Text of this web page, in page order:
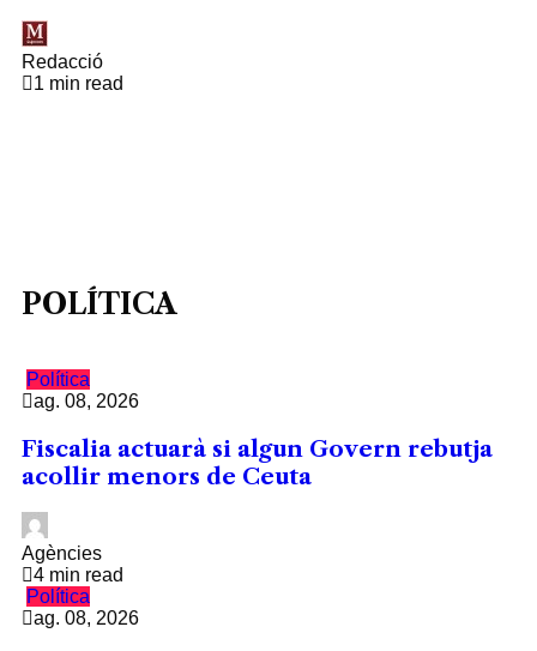
Redacció
1 min read
POLÍTICA
Política
ag. 08, 2026
Fiscalia actuarà si algun Govern rebutja
acollir menors de Ceuta
Agències
4 min read
Política
ag. 08, 2026